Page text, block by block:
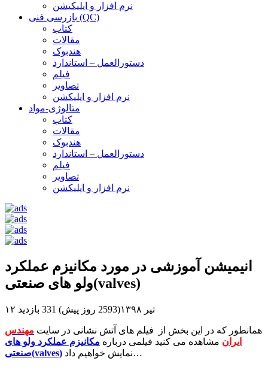
نرم افزار و اپلیکیشن
بازرسی فنی (QC)
کتاب
مقالات
هندبوک
دستورالعمل – استاندارد
فیلم
تصاویر
نرم افزار و اپلیکشن
متالوژی-مواد
کتاب
مقالات
هندبوک
دستورالعمل – استاندارد
فیلم
تصاویر
نرم افزار و اپلیکشن
انیمیشن آموزشی در مورد مکانیزم عملکرد
ولو های صنعتی(valves)
۱۲ تیر ۱۳۹۸(2593 روز پیش) 331 بازدید
همانطور که در این بخش از فیلم های آتش نشانی در سایت مهندس
ایران مشاهده می کنید فیلمی درباره مکانیزم عملکرد ولو های
صنعتی(valves)
نمایش خواهیم داد…